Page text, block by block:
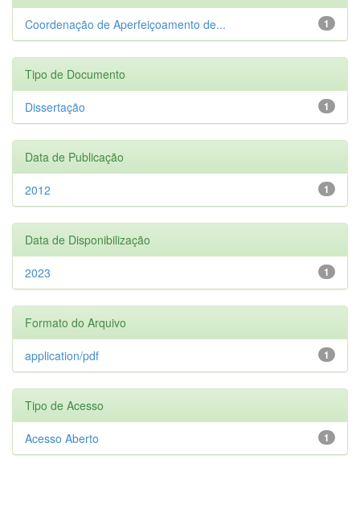
1
Coordenação de Aperfeiçoamento de...
Tipo de Documento
1
Dissertação
Data de Publicação
1
2012
Data de Disponibilização
1
2023
Formato do Arquivo
1
application/pdf
Tipo de Acesso
1
Acesso Aberto